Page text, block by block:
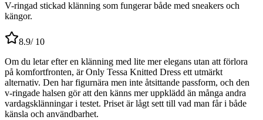
V-ringad stickad klänning som fungerar både med sneakers och
kängor.
8.9/ 10
Om du letar efter en klänning med lite mer elegans utan att förlora
på komfortfronten, är Only Tessa Knitted Dress ett utmärkt
alternativ. Den har figurnära men inte åtsittande passform, och den
v-ringade halsen gör att den känns mer uppklädd än många andra
vardagsklänningar i testet. Priset är lågt sett till vad man får i både
känsla och användbarhet.